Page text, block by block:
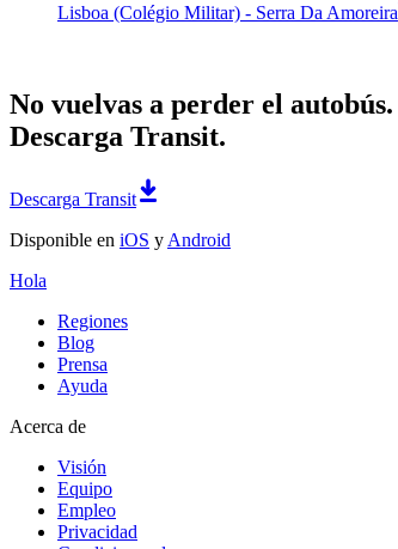
Lisboa (Colégio Militar) - Serra Da Amoreira
No vuelvas a perder el autobús.
Descarga Transit.
Descarga Transit
Disponible en iOS y Android
Hola
Regiones
Blog
Prensa
Ayuda
Acerca de
Visión
Equipo
Empleo
Privacidad